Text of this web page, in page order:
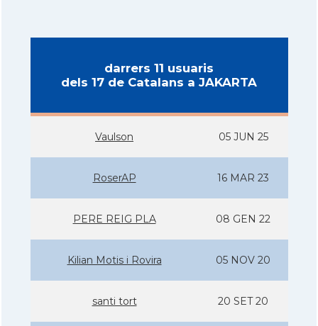
darrers 11 usuaris
dels 17 de Catalans a JAKARTA
Vaulson 05 JUN 25
RoserAP 16 MAR 23
PERE REIG PLA 08 GEN 22
Kilian Motis i Rovira 05 NOV 20
santi tort 20 SET 20